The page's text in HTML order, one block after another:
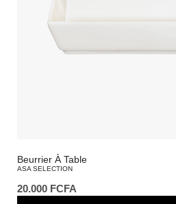
Beurrier À Table
ASA SELECTION
20.000 FCFA